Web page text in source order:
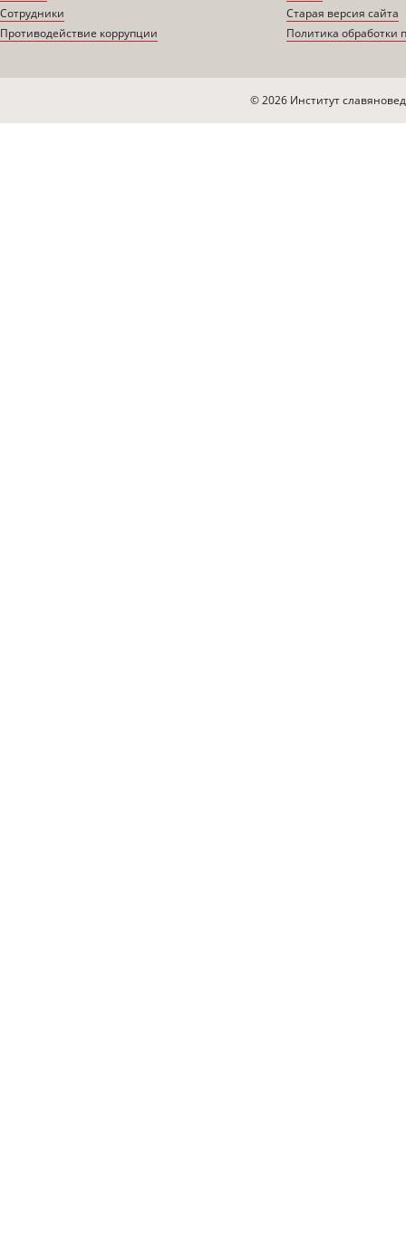
Сотрудники
Противодействие коррупции
Старая версия сайта
Политика обработки
© 2026 Институт